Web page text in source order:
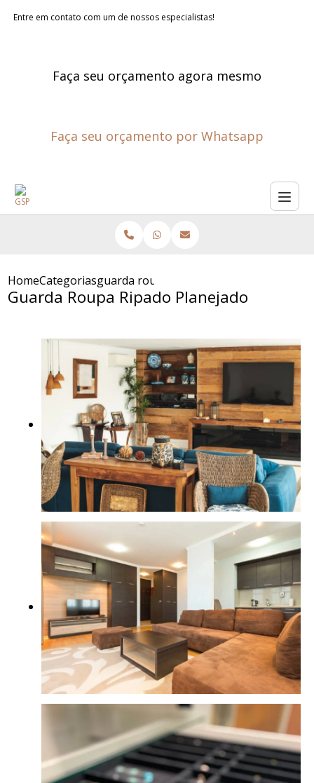
Entre em contato com um de nossos especialistas!
Faça seu orçamento agora mesmo
Faça seu orçamento por Whatsapp
HomeCategoriasguarda roupa ripado planejado
Guarda Roupa Ripado Planejado